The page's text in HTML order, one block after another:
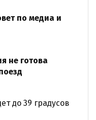
по медиа и
не готова
до 39 градусов